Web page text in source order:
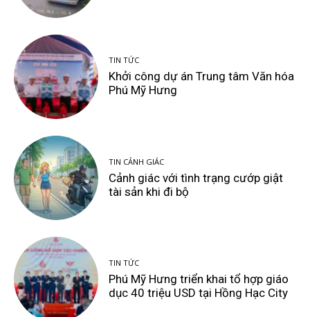
TIN TỨC
Khởi công dự án Trung tâm Văn hóa
Phú Mỹ Hưng
TIN CẢNH GIÁC
Cảnh giác với tình trạng cướp giật
tài sản khi đi bộ
TIN TỨC
Phú Mỹ Hưng triển khai tổ hợp giáo
dục 40 triệu USD tại Hồng Hạc City